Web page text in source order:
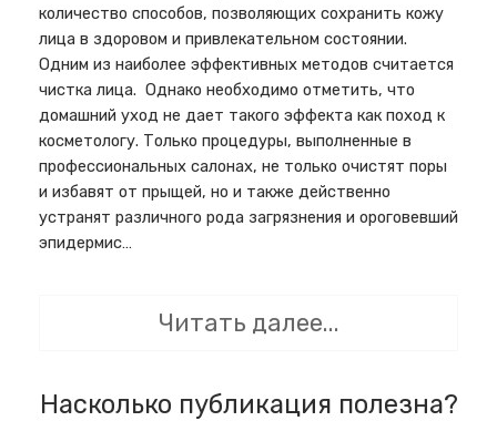
количество способов, позволяющих сохранить кожу
лица в здоровом и привлекательном состоянии.
Одним из наиболее эффективных методов считается
чистка лица. Однако необходимо отметить, что
домашний уход не дает такого эффекта как поход к
косметологу. Только процедуры, выполненные в
профессиональных салонах, не только очистят поры
и избавят от прыщей, но и также действенно
устранят различного рода загрязнения и ороговевший
эпидермис…
Читать далее...
Насколько публикация полезна?